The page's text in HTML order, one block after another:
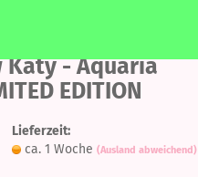
Katy - Aquaria
EDITION
Lieferzeit:
ca. 1 Woche (Ausland abweichend)